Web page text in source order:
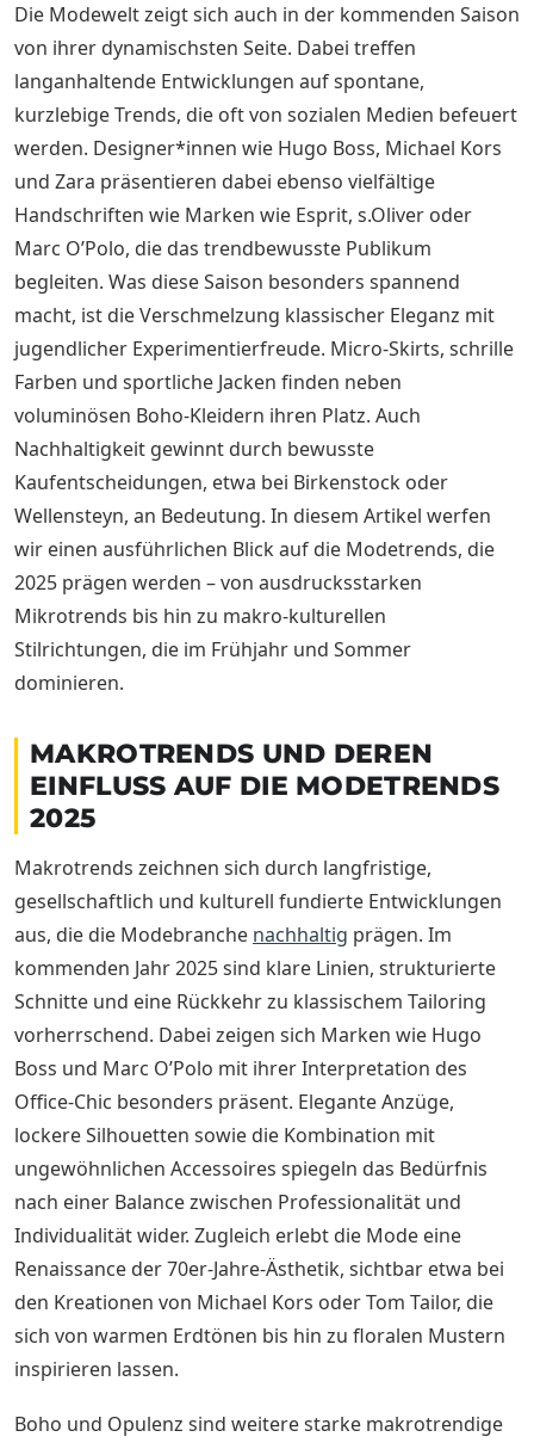
Die Modewelt zeigt sich auch in der kommenden Saison
von ihrer dynamischsten Seite. Dabei treffen
langanhaltende Entwicklungen auf spontane,
kurzlebige Trends, die oft von sozialen Medien befeuert
werden. Designer*innen wie Hugo Boss, Michael Kors
und Zara präsentieren dabei ebenso vielfältige
Handschriften wie Marken wie Esprit, s.Oliver oder
Marc O’Polo, die das trendbewusste Publikum
begleiten. Was diese Saison besonders spannend
macht, ist die Verschmelzung klassischer Eleganz mit
jugendlicher Experimentierfreude. Micro-Skirts, schrille
Farben und sportliche Jacken finden neben
voluminösen Boho-Kleidern ihren Platz. Auch
Nachhaltigkeit gewinnt durch bewusste
Kaufentscheidungen, etwa bei Birkenstock oder
Wellensteyn, an Bedeutung. In diesem Artikel werfen
wir einen ausführlichen Blick auf die Modetrends, die
2025 prägen werden – von ausdrucksstarken
Mikrotrends bis hin zu makro-kulturellen
Stilrichtungen, die im Frühjahr und Sommer
dominieren.
MAKROTRENDS UND DEREN
EINFLUSS AUF DIE MODETRENDS
2025
Makrotrends zeichnen sich durch langfristige,
gesellschaftlich und kulturell fundierte Entwicklungen
aus, die die Modebranche nachhaltig prägen. Im
kommenden Jahr 2025 sind klare Linien, strukturierte
Schnitte und eine Rückkehr zu klassischem Tailoring
vorherrschend. Dabei zeigen sich Marken wie Hugo
Boss und Marc O’Polo mit ihrer Interpretation des
Office-Chic besonders präsent. Elegante Anzüge,
lockere Silhouetten sowie die Kombination mit
ungewöhnlichen Accessoires spiegeln das Bedürfnis
nach einer Balance zwischen Professionalität und
Individualität wider. Zugleich erlebt die Mode eine
Renaissance der 70er-Jahre-Ästhetik, sichtbar etwa bei
den Kreationen von Michael Kors oder Tom Tailor, die
sich von warmen Erdtönen bis hin zu floralen Mustern
inspirieren lassen.
Boho und Opulenz sind weitere starke makrotrendige